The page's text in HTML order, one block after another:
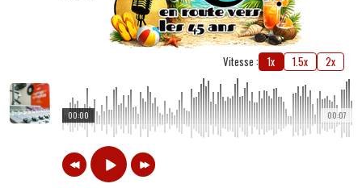
Vitesse : 1x 1.5x 2x
00:07
00:00